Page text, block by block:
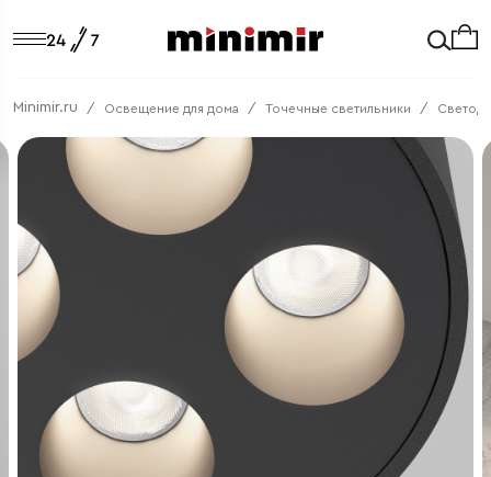
Minimir.ru Освещение для дома Точечные светильники